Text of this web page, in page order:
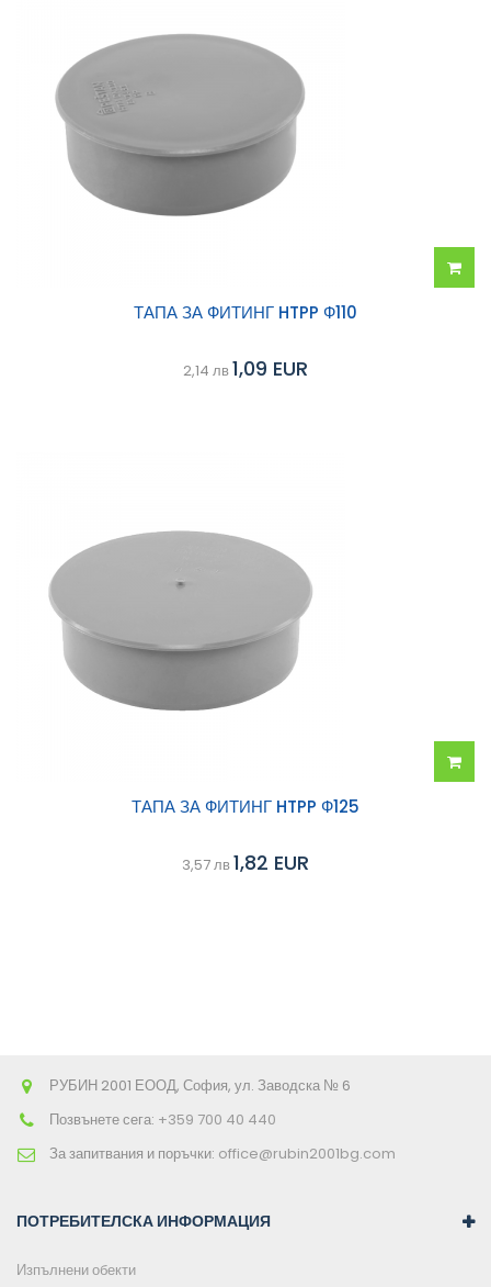
ТАПА ЗА ФИТИНГ HTPP Ф110
2,14 лв1,09 EUR
ТАПА ЗА ФИТИНГ HTPP Ф125
3,57 лв1,82 EUR
РУБИН 2001 ЕООД, София, ул. Заводска № 6
Позвънете сега: +359 700 40 440
За запитвания и поръчки: office@rubin2001bg.com
ПОТРЕБИТЕЛСКА ИНФОРМАЦИЯ
Изпълнени обекти